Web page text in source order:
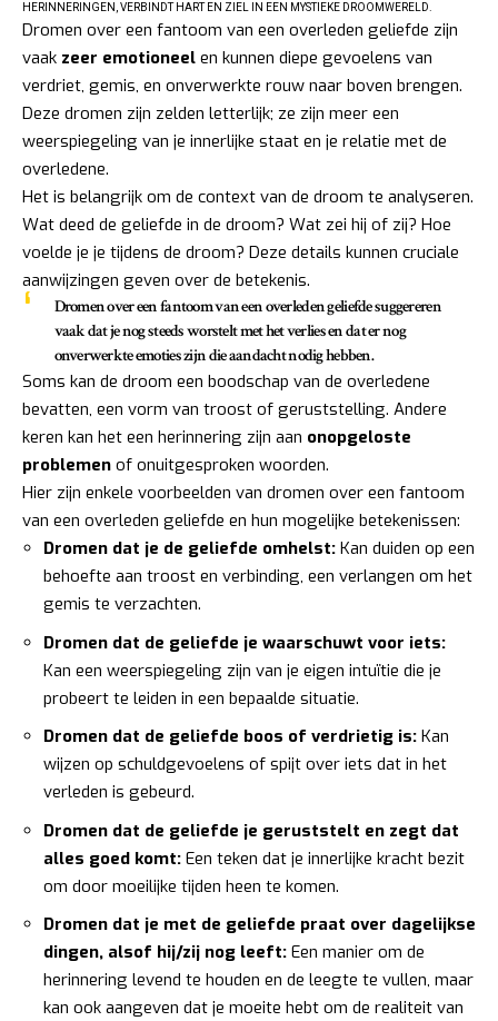
HERINNERINGEN, VERBINDT HART EN ZIEL IN EEN MYSTIEKE DROOMWERELD.
Dromen over een fantoom van een overleden geliefde zijn
vaak zeer emotioneel en kunnen diepe gevoelens van
verdriet, gemis, en onverwerkte rouw naar boven brengen.
Deze dromen zijn zelden letterlijk; ze zijn meer een
weerspiegeling van je innerlijke staat en je relatie met de
overledene.
Het is belangrijk om de context van de droom te analyseren.
Wat deed de geliefde in de droom? Wat zei hij of zij? Hoe
voelde je je tijdens de droom? Deze details kunnen cruciale
aanwijzingen geven over de betekenis.
Dromen over een fantoom van een overleden geliefde suggereren
vaak dat je nog steeds worstelt met het verlies en dat er nog
onverwerkte emoties zijn die aandacht nodig hebben.
Soms kan de droom een boodschap van de overledene
bevatten, een vorm van troost of geruststelling. Andere
keren kan het een herinnering zijn aan onopgeloste
problemen of onuitgesproken woorden.
Hier zijn enkele voorbeelden van dromen over een fantoom
van een overleden geliefde en hun mogelijke betekenissen:
Dromen dat je de geliefde omhelst: Kan duiden op een
behoefte aan troost en verbinding, een verlangen om het
gemis te verzachten.
Dromen dat de geliefde je waarschuwt voor iets:
Kan een weerspiegeling zijn van je eigen intuïtie die je
probeert te leiden in een bepaalde situatie.
Dromen dat de geliefde boos of verdrietig is: Kan
wijzen op schuldgevoelens of spijt over iets dat in het
verleden is gebeurd.
Dromen dat de geliefde je geruststelt en zegt dat
alles goed komt: Een teken dat je innerlijke kracht bezit
om door moeilijke tijden heen te komen.
Dromen dat je met de geliefde praat over dagelijkse
dingen, alsof hij/zij nog leeft: Een manier om de
herinnering levend te houden en de leegte te vullen, maar
kan ook aangeven dat je moeite hebt om de realiteit van